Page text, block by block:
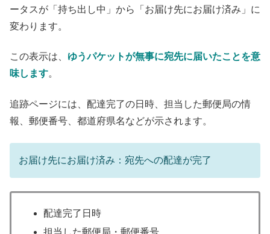
ータスが「持ち出し中」から「お届け先にお届け済み」に
変わります。
この表示は、 ゆうパケットが無事に宛先に届いたことを意
味します。
追跡ページには、配達完了の日時、担当した郵便局の情
報、郵便番号、都道府県名などが示されます。
お届け先にお届け済み：宛先への配達が完了
配達完了日時
担当した郵便局・郵便番号